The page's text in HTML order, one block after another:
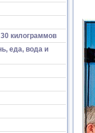
килограммов
еда, вода и